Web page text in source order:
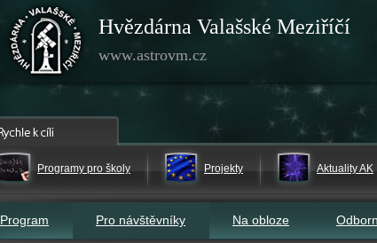
Hvězdárna Valašské Meziříčí
www.astrovm.cz
Programy pro školy Projekty Aktuality AK
Program Pro návštěvníky Na obloze